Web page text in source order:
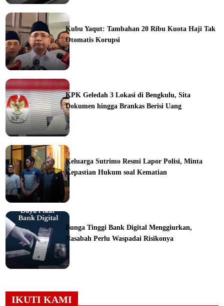
Kubu Yaqut: Tambahan 20 Ribu Kuota Haji Tak
Otomatis Korupsi
KPK Geledah 3 Lokasi di Bengkulu, Sita
Dokumen hingga Brankas Berisi Uang
Keluarga Sutrimo Resmi Lapor Polisi, Minta
Kepastian Hukum soal Kematian
Bunga Tinggi Bank Digital Menggiurkan,
Nasabah Perlu Waspadai Risikonya
IKUTI KAMI